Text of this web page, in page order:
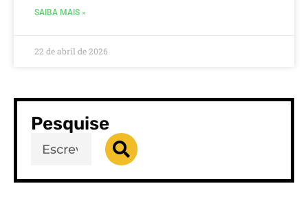
SAIBA MAIS »
22 de abril de 2026
Pesquise